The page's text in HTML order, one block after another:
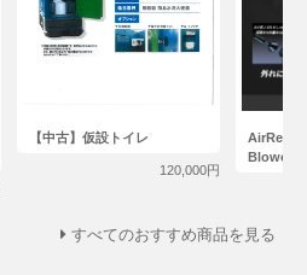
【中古】仮設トイレ
120,000円
Blower
すべてのおすすめ商品を見る